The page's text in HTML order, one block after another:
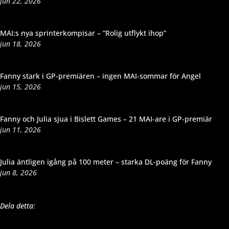
MAI:s nya sprinterkompisar – ”Rolig utflykt ihop”
jun 18, 2026
Fanny stark i GP-premiären – ingen MAI-sommar för Angel
jun 15, 2026
Fanny och Julia sjua i Bislett Games – 21 MAI-are i GP-premiär
jun 11, 2026
Julia äntligen igång på 100 meter – starka DL-poäng för Fanny
jun 8, 2026
Dela detta: